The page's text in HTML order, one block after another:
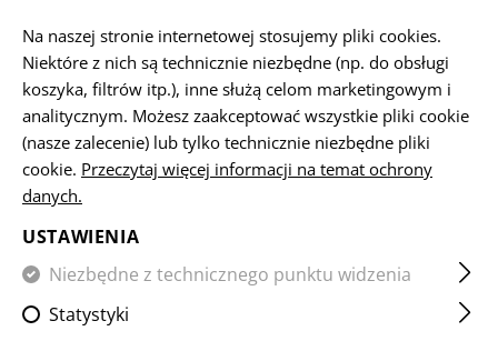
STRONA GŁÓWNA BROŃ PALNA I AKCESORIA
AR15 SOF COMPENSATOR
Na naszej stronie internetowej stosujemy pliki cookies.
Niektóre z nich są technicznie niezbędne (np. do obsługi
koszyka, filtrów itp.), inne służą celom marketingowym i
analitycznym. Możesz zaakceptować wszystkie pliki cookie
(nasze zalecenie) lub tylko technicznie niezbędne pliki
cookie. Przeczytaj więcej informacji na temat ochrony
danych.
USTAWIENIA
Niezbędne z technicznego punktu widzenia
Statystyki